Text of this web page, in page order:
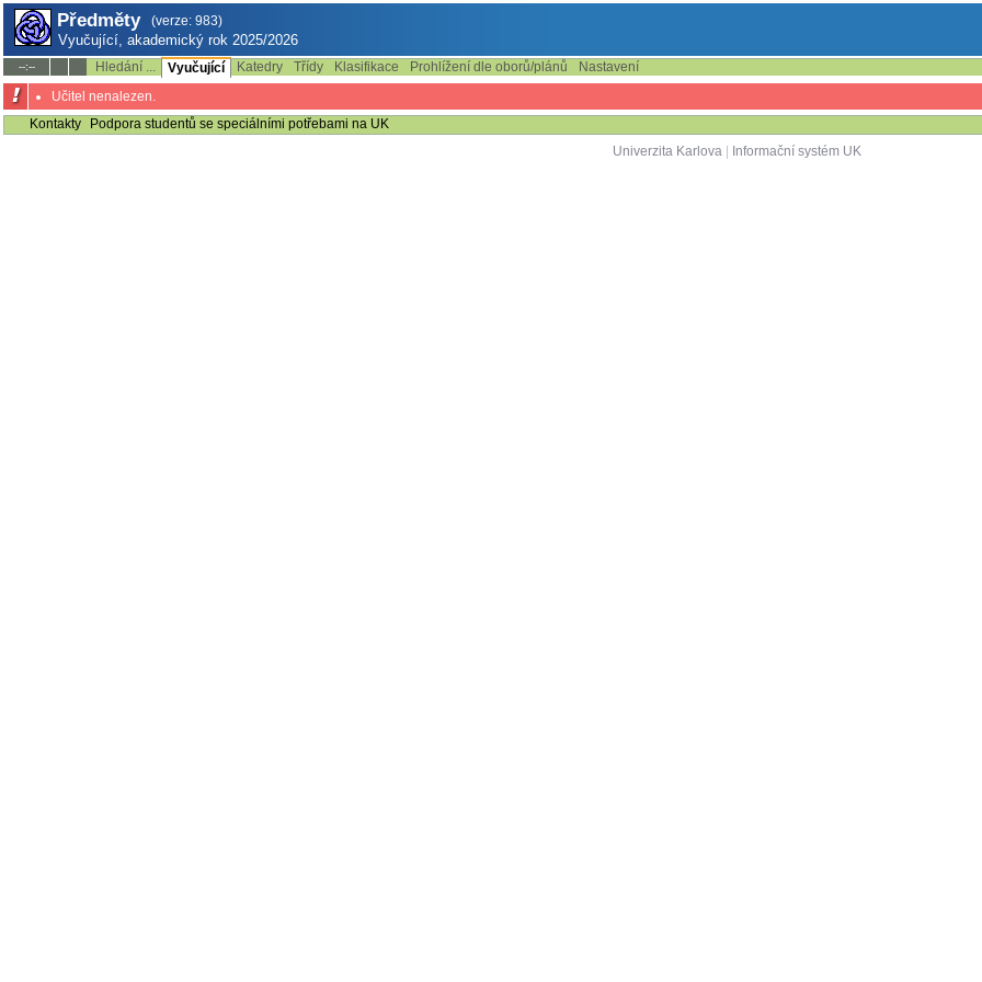
Předměty (verze: 983)
Vyučující, akademický rok 2025/2026
--:-- Hledání ... Vyučující Katedry Třídy Klasifikace Prohlížení dle oborů/plánů
Nastavení
Učitel nenalezen.
Kontakty
Podpora studentů se speciálními potřebami na UK
Univerzita Karlova| Informační systém UK